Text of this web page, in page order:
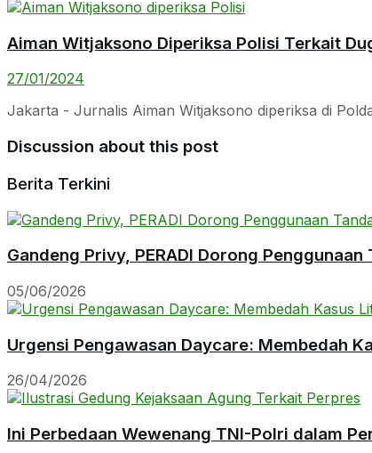
Aiman Witjaksono Diperiksa Polisi Terkait
27/01/2024
Jakarta - Jurnalis Aiman Witjaksono diperiksa di
Discussion about this post
Berita Terkini
Gandeng Privy, PERADI Dorong
05/06/2026
Urgensi Pengawasan Daycare: Membedah
26/04/2026
Ini Perbedaan Wewenang TNI-Polri dalam